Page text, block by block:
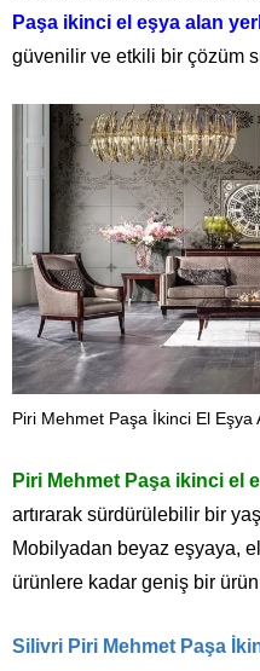
Paşa ikinci el eşya alan
güvenilir ve etkili bir çözüm
Piri Mehmet Paşa İkinci El Eşya
Piri Mehmet Paşa ikinci el
artırarak sürdürülebilir bir
Mobilyadan beyaz eşyaya,
ürünlere kadar geniş bir
Silivri Piri Mehmet Paşa